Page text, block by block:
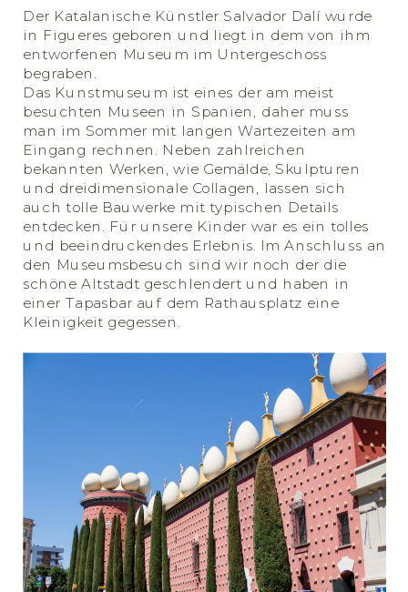
Der Katalanische Künstler Salvador Dalí wurde
in Figueres geboren und liegt in dem von ihm
entworfenen Museum im Untergeschoss
begraben.
Das Kunstmuseum ist eines der am meist
besuchten Museen in Spanien, daher muss
man im Sommer mit langen Wartezeiten am
Eingang rechnen. Neben zahlreichen
bekannten Werken, wie Gemälde, Skulpturen
und dreidimensionale Collagen, lassen sich
auch tolle Bauwerke mit typischen Details
entdecken. Für unsere Kinder war es ein tolles
und beeindruckendes Erlebnis. Im Anschluss an
den Museumsbesuch sind wir noch der die
schöne Altstadt geschlendert und haben in
einer Tapasbar auf dem Rathausplatz eine
Kleinigkeit gegessen.